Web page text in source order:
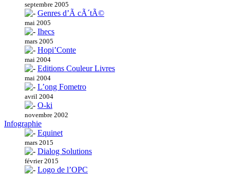
septembre 2005
Genres d’Ã cÃ´tÃ©
mai 2005
Ihecs
mars 2005
Hopi’Conte
mai 2004
Editions Couleur Livres
mai 2004
L’ong Fometro
avril 2004
O-ki
novembre 2002
Infographie
Equinet
mars 2015
Dialog Solutions
février 2015
Logo de l’OPC